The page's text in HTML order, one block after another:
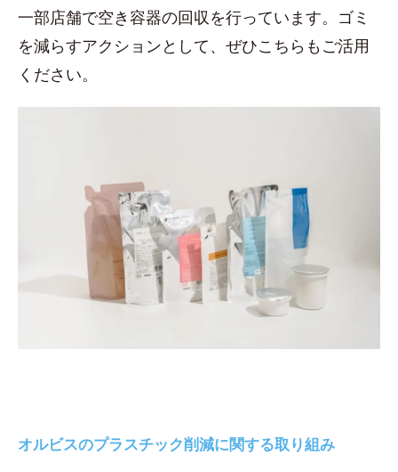
一部店舗で空き容器の回収を行っています。ゴミ
を減らすアクションとして、ぜひこちらもご活用
ください。
オルビスのプラスチック削減に関する取り組み